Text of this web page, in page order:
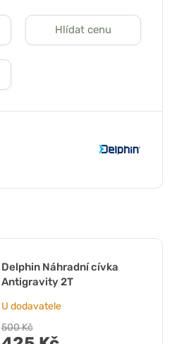
Hlídat cenu
Delphin Náhradní cívka
Antigravity 2T
U dodavatele
500 Kč